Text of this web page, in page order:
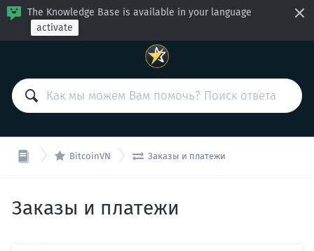
The Knowledge Base is available in your language
activate
 BitcoinVN  Заказы и платежи
Заказы и платежи